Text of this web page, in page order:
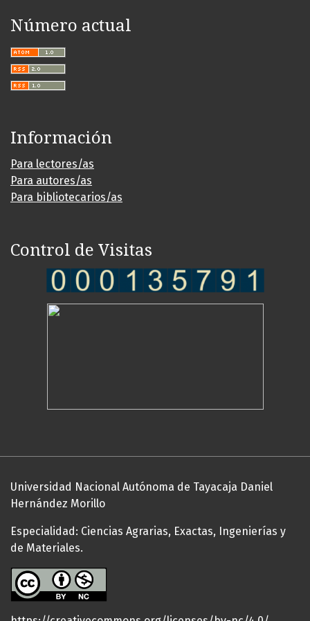
Número actual
Información
Para lectores/as
Para autores/as
Para bibliotecarios/as
Control de Visitas
Universidad Nacional Autónoma de Tayacaja Daniel
Hernández Morillo
Especialidad: Ciencias Agrarias, Exactas, Ingenierías y
de Materiales.